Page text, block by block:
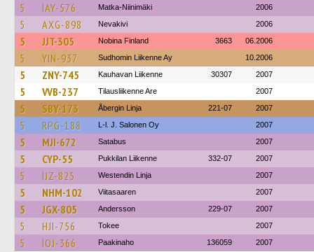
5 IAY-576 Matka-Niinimäki 2006
5 AXG-898 Nevakivi 2006
5 JJT-305 Nobina Finland 3663 06.2006
5 YIN-937 Sudhomin Liikenne Ay 10.2006
5 ZNY-745 Kauhavan Liikenne 30307 2007
5 VVB-237 Tilausliikenne Are 2007
5 SBY-173 Åbergin Linja 221-07 2007
5 RPG-188 L-l. J. Salonen Oy 2007
5 MJI-672 Satabus 2007
5 CYP-55 Pukkilan Liikenne 332-07 2007
5 IJZ-825 Westendin Linja 2007
5 NHM-102 Viitasaaren 2007
5 JGX-805 Andersson 229-07 2007
5 HJI-756 Tokee 2007
5 IOJ-366 Paakinaho 136059 2007